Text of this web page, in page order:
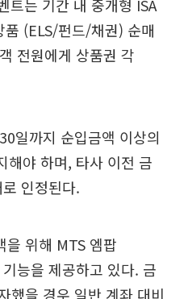
는 기간 내 중개형 ISA
(ELS/펀드/채권) 순매
전원에게 상품권 각
일까지 순입금액 이상의
해야 하며, 타사 이전 금
인정된다.
을 위해 MTS 엠팝
능을 제공하고 있다. 금
했을 경우 일반 계좌 대비